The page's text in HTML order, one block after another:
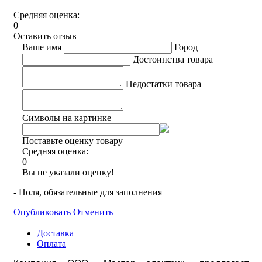
Средняя оценка:
0
Оставить отзыв
Ваше имя
Город
Достоинства товара
Недостатки товара
Символы на картинке
Поставьте оценку товару
Средняя оценка:
0
Вы не указали оценку!
- Поля, обязательные для заполнения
Опубликовать Отменить
Доставка
Оплата